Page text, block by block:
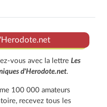
vous avec la lettre Les
d'Herodote.net.
100 000 amateurs
recevez tous les